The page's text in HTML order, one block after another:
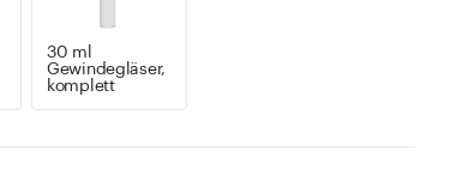
30 ml
Gewindegläser,
komplett